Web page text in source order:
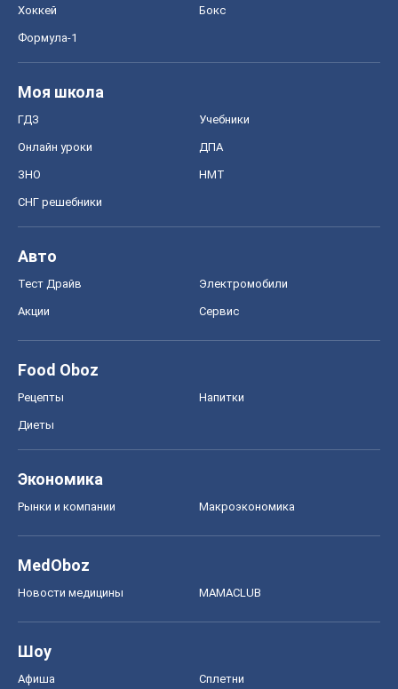
Хоккей Бокс
Формула-1
Моя школа
ГДЗ Учебники
Онлайн уроки ДПА
ЗНО НМТ
СНГ решебники
Авто
Тест Драйв Электромобили
Акции Сервис
Food Oboz
Рецепты Напитки
Диеты
Экономика
Рынки и компании Mакроэкономика
MedOboz
Новости медицины MAMACLUB
Шоу
Афиша Сплетни